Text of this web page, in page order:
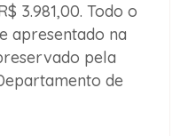
3.981,00. Todo o
apresentado na
pela
de